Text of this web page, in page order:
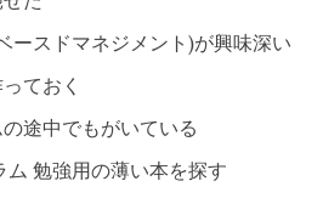
ースドマネジメント)が興味深い
ておく
途中でもがいている
ム 勉強用の薄い本を探す